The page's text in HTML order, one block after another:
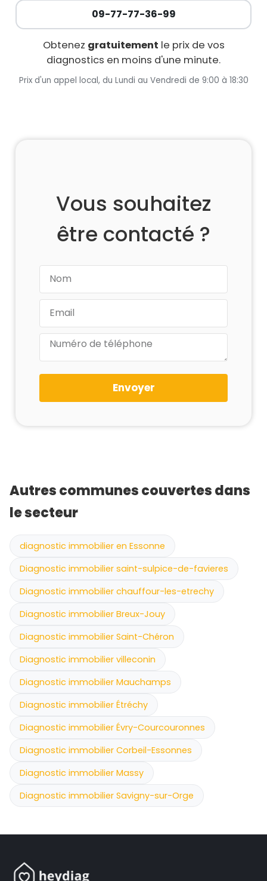
09-77-77-36-99
Obtenez gratuitement le prix de vos
diagnostics en moins d'une minute.
Prix d'un appel local, du Lundi au Vendredi de 9:00 à 18:30
Vous souhaitez
être contacté ?
Envoyer
Autres communes couvertes dans
le secteur
diagnostic immobilier en Essonne
Diagnostic immobilier saint-sulpice-de-favieres
Diagnostic immobilier chauffour-les-etrechy
Diagnostic immobilier Breux-Jouy
Diagnostic immobilier Saint-Chéron
Diagnostic immobilier villeconin
Diagnostic immobilier Mauchamps
Diagnostic immobilier Étréchy
Diagnostic immobilier Évry-Courcouronnes
Diagnostic immobilier Corbeil-Essonnes
Diagnostic immobilier Massy
Diagnostic immobilier Savigny-sur-Orge